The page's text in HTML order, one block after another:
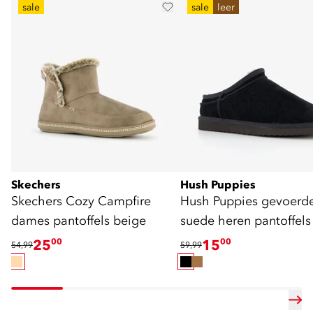
sale
Skechers
Skechers Cozy Campfire
dames pantoffels beige
54,992500
sale leer
Hush Puppies
Hush Puppies
suede heren
59,991500